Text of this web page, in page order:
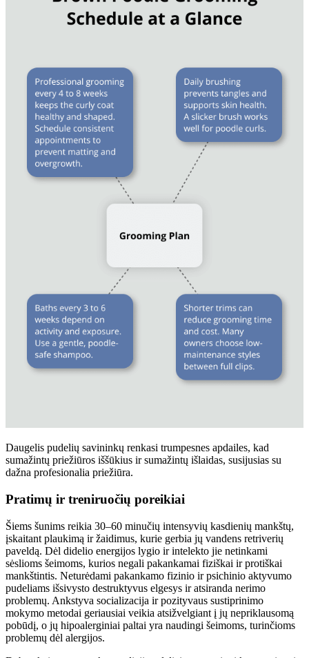
Daugelis pudelių savininkų renkasi trumpesnes apdailes, kad
sumažintų priežiūros iššūkius ir sumažintų išlaidas, susijusias su
dažna profesionalia priežiūra.
Pratimų ir treniruočių poreikiai
Šiems šunims reikia 30–60 minučių intensyvių kasdienių mankštų,
įskaitant plaukimą ir žaidimus, kurie gerbia jų vandens retriverių
paveldą. Dėl didelio energijos lygio ir intelekto jie netinkami
sėslioms šeimoms, kurios negali pakankamai fiziškai ir protiškai
mankštintis. Neturėdami pakankamo fizinio ir psichinio aktyvumo
pudeliams išsivysto destruktyvus elgesys ir atsiranda nerimo
problemų. Ankstyva socializacija ir pozityvaus sustiprinimo
mokymo metodai geriausiai veikia atsižvelgiant į jų nepriklausomą
pobūdį, o jų hipoalerginiai paltai yra naudingi šeimoms, turinčioms
problemų dėl alergijos.